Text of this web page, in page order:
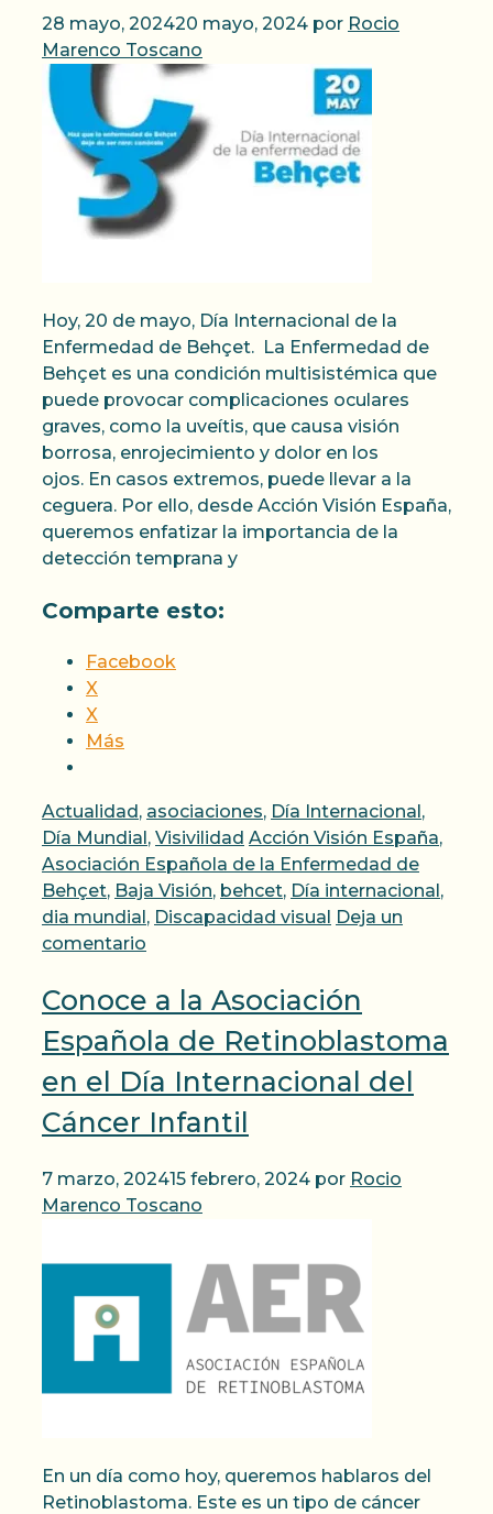
28 mayo, 202420 mayo, 2024 por Rocio
Marenco Toscano
Hoy, 20 de mayo, Día Internacional de la
Enfermedad de Behçet. La Enfermedad de
Behçet es una condición multisistémica que
puede provocar complicaciones oculares
graves, como la uveítis, que causa visión
borrosa, enrojecimiento y dolor en los
ojos. En casos extremos, puede llevar a la
ceguera. Por ello, desde Acción Visión España,
queremos enfatizar la importancia de la
detección temprana y
Comparte esto:
Facebook
X
X
Más
Categorías
Actualidad , asociaciones, Día Internacional ,
Día Mundial , Visivilidad Etiquetas
Acción Visión España,
Asociación Española de la Enfermedad de
Behçet, Baja Visión, behcet, Día internacional ,
dia mundial , Discapacidad visual
Deja un
comentario
Conoce a la Asociación
Española de Retinoblastoma
en el Día Internacional del
Cáncer Infantil
7 marzo, 202415 febrero, 2024 por Rocio
Marenco Toscano
En un día como hoy, queremos hablaros del
Retinoblastoma. Este es un tipo de cáncer